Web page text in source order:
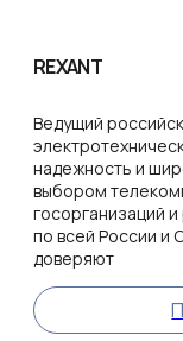
REXANT
Ведущий
надежность и
выбором
госорганизаций
по всей России и
доверяют